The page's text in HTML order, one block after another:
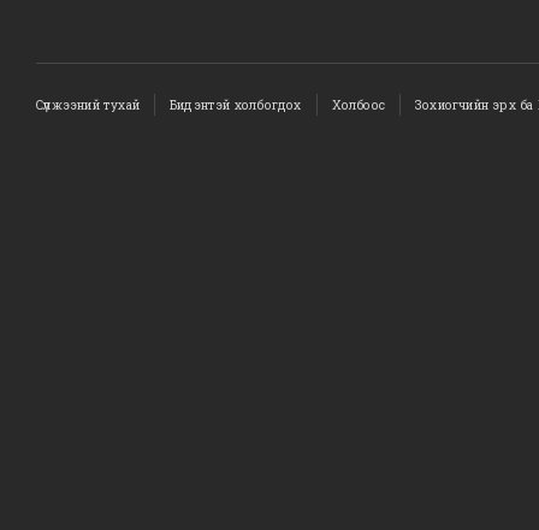
Сүлжээний тухай Бидэнтэй холбогдох Холбоос Зохиогчийн эрх